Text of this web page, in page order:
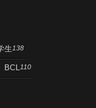
生138
BCL110